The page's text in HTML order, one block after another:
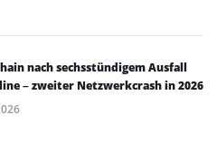
nach sechsstündigem Ausfall
– zweiter Netzwerkcrash in 2026